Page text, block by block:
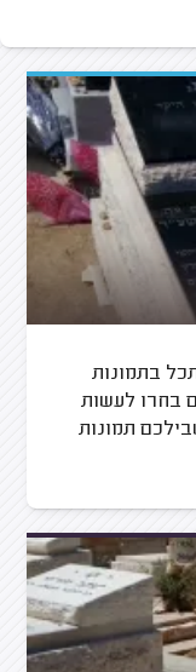
בתמונות
בחרו לעשות
תמונות